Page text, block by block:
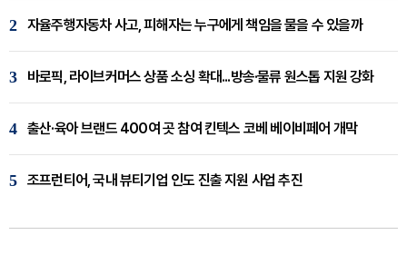
2 자율주행자동차 사고, 피해자는 누구에게 책임을 물을 수 있을까
3 바로픽, 라이브커머스 상품 소싱 확대...방송·물류 원스톱 지원 강화
4 출산·육아 브랜드 400여 곳 참여 킨텍스 코베 베이비페어 개막
5 조프런티어, 국내 뷰티기업 인도 진출 지원 사업 추진